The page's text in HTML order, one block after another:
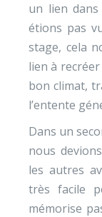
un lien
étions pas
stage, cela
lien à
bon climat,
l’entente
Dans un
nous
les autres
très facile
mémorise